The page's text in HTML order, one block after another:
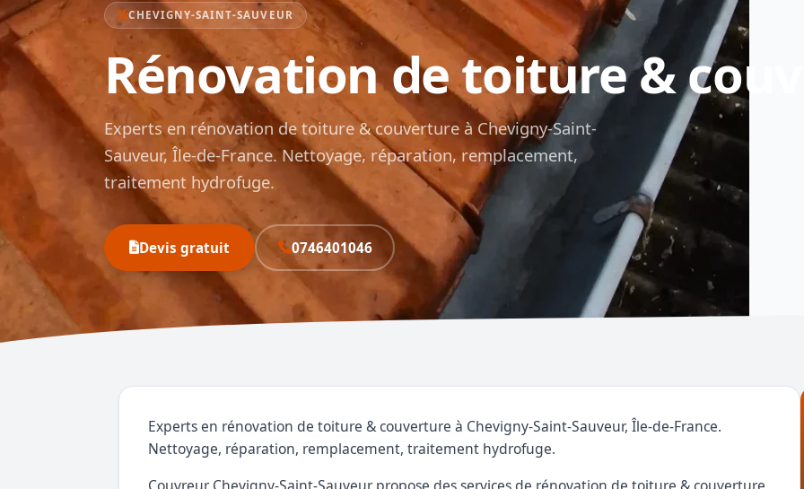
CHEVIGNY-SAINT-SAUVEUR
Rénovation de toiture &
Experts en rénovation de toiture & couverture à Chevigny-Saint-
Sauveur, Île-de-France. Nettoyage, réparation, remplacement,
traitement hydrofuge.
Devis gratuit 0746401046
Experts en rénovation de toiture & couverture à Chevigny-Saint-Sauveur, Île-de-France.
Nettoyage, réparation, remplacement, traitement hydrofuge.